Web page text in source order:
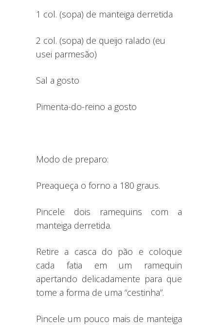
1 col. (sopa) de manteiga derretida
2 col. (sopa) de queijo ralado (eu
usei parmesão)
Sal a gosto
Pimenta-do-reino a gosto
Modo de preparo:
Preaqueça o forno a 180 graus.
Pincele dois ramequins com a
manteiga derretida.
Retire a casca do pão e coloque
cada fatia em um ramequin
apertando delicadamente para que
tome a forma de uma “cestinha”.
Pincele um pouco mais de manteiga